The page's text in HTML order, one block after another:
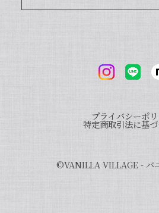
プライバシーポ
特定商取引法に基
©︎VANILLA VILLAGE - バ